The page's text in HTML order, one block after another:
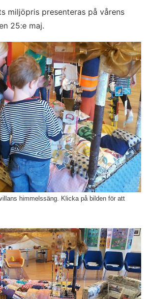
miljöpris presenteras på vårens
25:e maj.
himmelssäng. Klicka på bilden för att